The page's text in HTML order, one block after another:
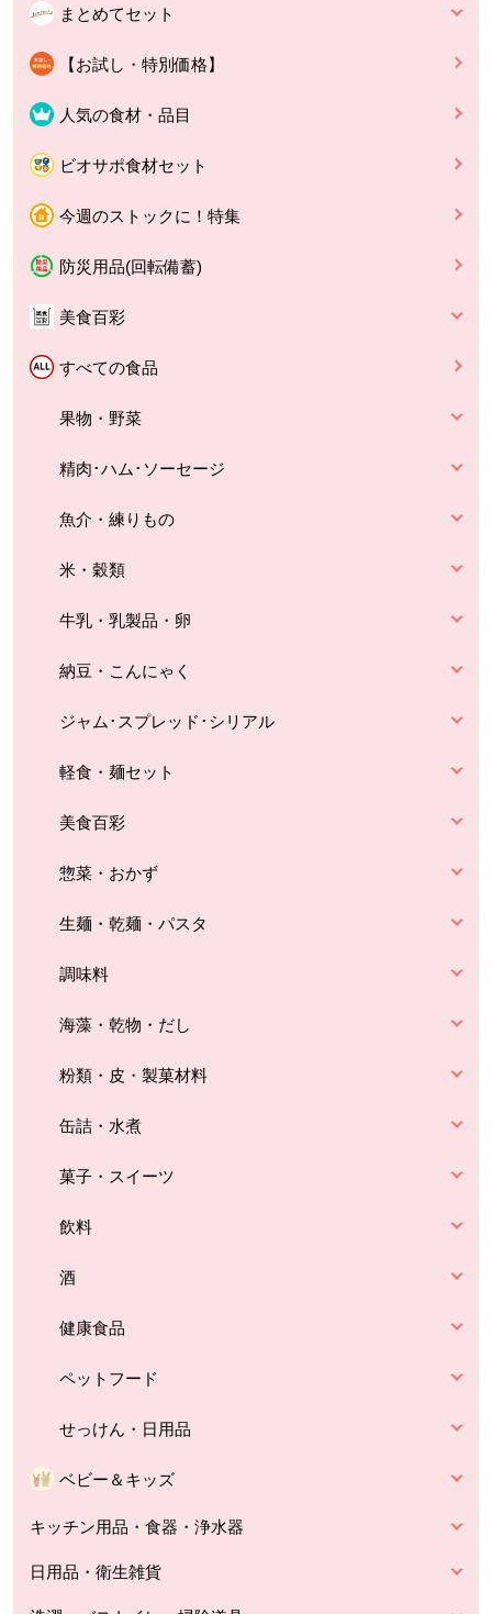
まとめてセット
【お試し・特別価格】
人気の食材・品目
ビオサポ食材セット
今週のストックに！特集
防災用品(回転備蓄)
美食百彩
すべての食品
果物・野菜
精肉･ハム･ソーセージ
魚介・練りもの
米・穀類
牛乳・乳製品・卵
納豆・こんにゃく
ジャム･スプレッド･シリアル
軽食・麺セット
美食百彩
惣菜・おかず
生麺・乾麺・パスタ
調味料
海藻・乾物・だし
粉類・皮・製菓材料
缶詰・水煮
菓子・スイーツ
飲料
酒
健康食品
ペットフード
せっけん・日用品
ベビー＆キッズ
キッチン用品・食器・浄水器
日用品・衛生雑貨